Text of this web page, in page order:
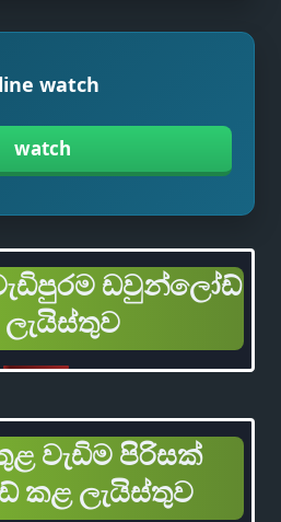
watch
watch
ඩවුන්ලෝඩ්
වැඩිම පිරිසක්
කළ ලැයිස්තුව